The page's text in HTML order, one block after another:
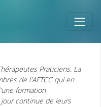
Praticiens. La
de l'AFTCC qui en
formation
continue de leurs